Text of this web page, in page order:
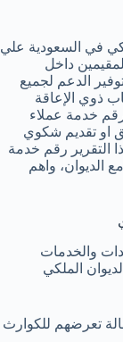
في السعودية علي
داخل
الدعم لجميع
ذوي الإعاقة
خدمة عملاء
او تقديم شكوي
رقم خدمة
الديوان، واهم
والخدمات
الملكي
تعرضهم للكوارث